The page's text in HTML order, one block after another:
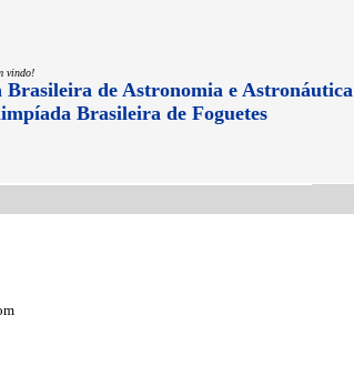
vindo!
Brasileira de Astronomia e Astronáutica
Brasileira de Foguetes